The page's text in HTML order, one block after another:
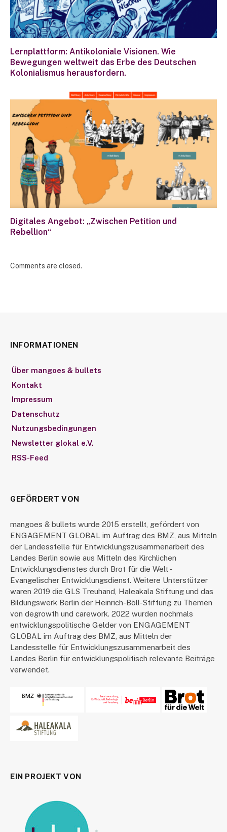
Lernplattform: Antikoloniale Visionen. Wie
Bewegungen weltweit das Erbe des Deutschen
Kolonialismus herausfordern.
Digitales Angebot: „Zwischen Petition und
Rebellion“
Comments are closed.
INFORMATIONEN
Über mangoes & bullets
Kontakt
Impressum
Datenschutz
Nutzungsbedingungen
Newsletter glokal e.V.
RSS-Feed
GEFÖRDERT VON
mangoes & bullets wurde 2015 erstellt, gefördert von
ENGAGEMENT GLOBAL im Auftrag des BMZ, aus Mitteln
der Landesstelle für Entwicklungszusammenarbeit des
Landes Berlin sowie aus Mitteln des Kirchlichen
Entwicklungsdienstes durch Brot für die Welt -
Evangelischer Entwicklungsdienst. Weitere Unterstützer
waren 2019 die GLS Treuhand, Haleakala Stiftung und das
Bildungswerk Berlin der Heinrich-Böll-Stiftung zu Themen
von degrowth und carework. 2022 wurden nochmals
entwicklungspolitische Gelder von ENGAGEMENT
GLOBAL im Auftrag des BMZ, aus Mitteln der
Landesstelle für Entwicklungszusammenarbeit des
Landes Berlin für entwicklungspolitisch relevante Beiträge
verwendet.
EIN PROJEKT VON